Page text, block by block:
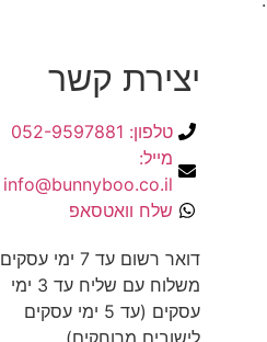
יצירת קשר
טלפון: 052-9597881
מייל:
info@bunnyboo.co.il
שלח וואטסאפ
דואר רשום עד 7 ימי עסקים
משלוח עם שליח עד 3 ימי
עסקים (עד 5 ימי עסקים
לישובים מרוחקים)